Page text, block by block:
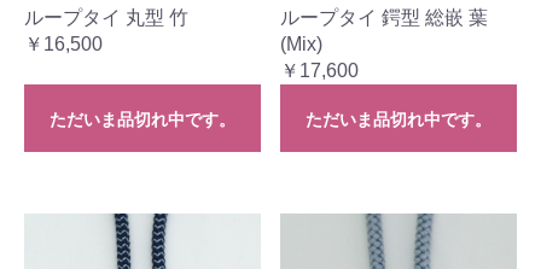
ループタイ 丸型 竹
￥16,500
ただいま品切れ中です。
ループタイ 鍔型 総嵌 葉
(Mix)
￥17,600
ただいま品切れ中です。